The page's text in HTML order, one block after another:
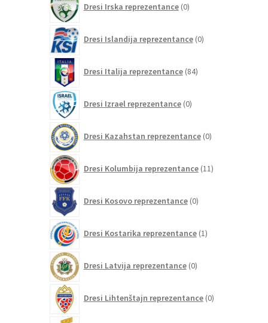
Dresi Irska reprezentance 0izdelkov
Dresi Islandija reprezentance 0izdelkov
Dresi Italija reprezentance 84izdelkov
Dresi Izrael reprezentance 0izdelkov
Dresi Kazahstan reprezentance 0izdelkov
Dresi Kolumbija reprezentance 11izdelkov
Dresi Kosovo reprezentance 0izdelkov
Dresi Kostarika reprezentance 1izdelek
Dresi Latvija reprezentance 0izdelkov
Dresi Lihtenštajn reprezentance 0izdelkov